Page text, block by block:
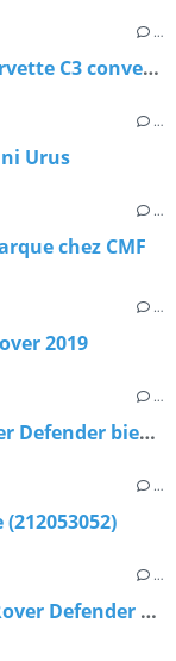
…
1/18 : Norev dévoile une élégante Corvette C3 convertible
…
Urus
…
chez CMF
…
2019
…
Lego Technic : Le nouveau Land Rover Defender bientôt disponible
…
…
1/43 : Almost Real dévoile ses Land Rover Defender Camel Trophy Edition